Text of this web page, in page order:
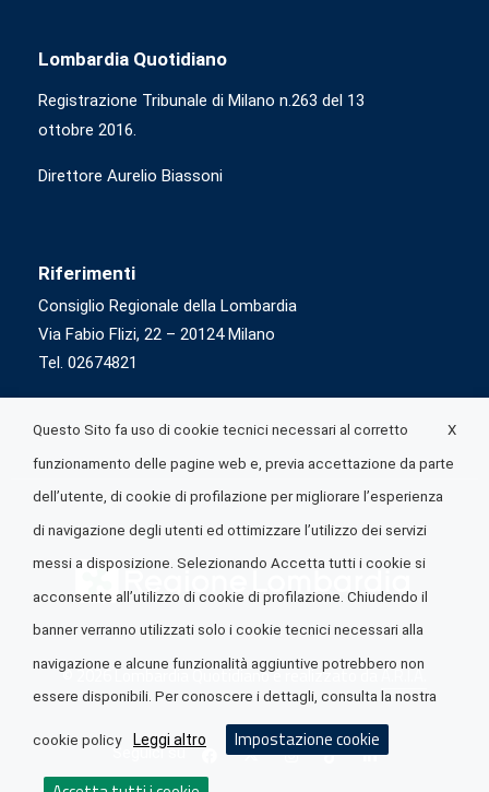
Lombardia Quotidiano
Registrazione Tribunale di Milano n.263 del 13
ottobre 2016.
Direttore Aurelio Biassoni
Riferimenti
Consiglio Regionale della Lombardia
Via Fabio Flizi, 22 – 20124 Milano
Tel. 02674821
© 2026 Lombardia Quotidiano è realizzato daA.R.I.A.
Seguici su
X
Questo Sito fa uso di cookie tecnici necessari al corretto
funzionamento delle pagine web e, previa accettazione da parte
dell’utente, di cookie di profilazione per migliorare l’esperienza
di navigazione degli utenti ed ottimizzare l’utilizzo dei servizi
messi a disposizione. Selezionando Accetta tutti i cookie si
acconsente all’utilizzo di cookie di profilazione. Chiudendo il
banner verranno utilizzati solo i cookie tecnici necessari alla
navigazione e alcune funzionalità aggiuntive potrebbero non
essere disponibili. Per conoscere i dettagli, consulta la nostra
cookie policy Leggi altro Impostazione cookie